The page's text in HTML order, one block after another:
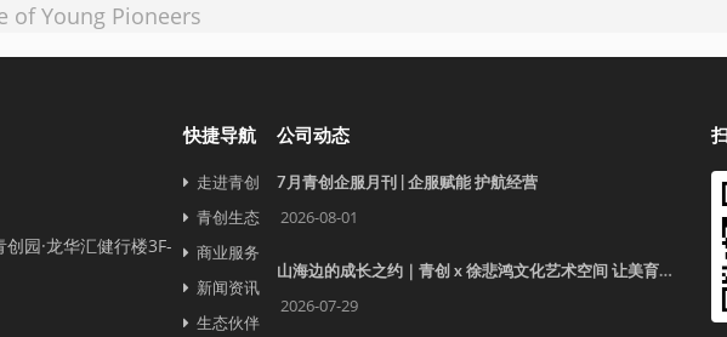
of Young Pioneers
园·龙华汇健行楼3F-
快捷导航
走进青创
青创生态
商业服务
新闻资讯
生态伙伴
公司动态
7月青创企服月刊 | 企服赋能 护航经营
2026-08-01
山海边的成长之约｜青创 x 徐悲鸿文化艺术空间 让美育照见更远的世界
2026-07-29